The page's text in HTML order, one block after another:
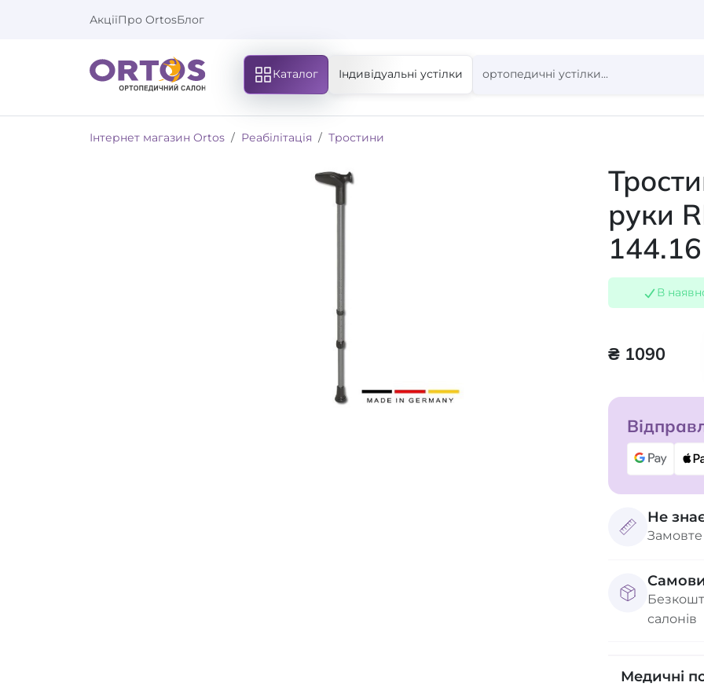
АкціїПро OrtosБлог
Каталог Індивідуальні устілки
Інтернет магазин Ortos Реабілітація Тростини
руки
144.16
В
₴ 1090
Не
салонів
Медичні